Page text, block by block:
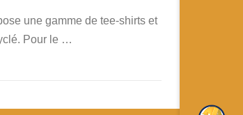
une gamme de tee-shirts et
Pour le …